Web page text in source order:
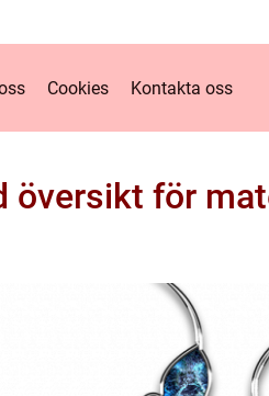
Cookies Kontakta oss
översikt för